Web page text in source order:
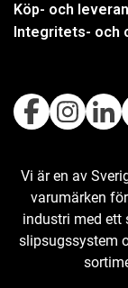
Köp- och
Integritets- och
Vi är en av
varumärken
industri med ett
slipsugssystem